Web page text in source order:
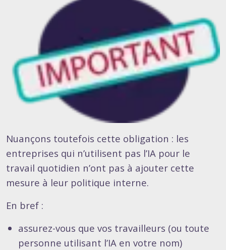
Nuançons toutefois cette obligation : les
entreprises qui n’utilisent pas l’IA pour le
travail quotidien n’ont pas à ajouter cette
mesure à leur politique interne.
En bref :
assurez-vous que vos travailleurs (ou toute
personne utilisant l’IA en votre nom)